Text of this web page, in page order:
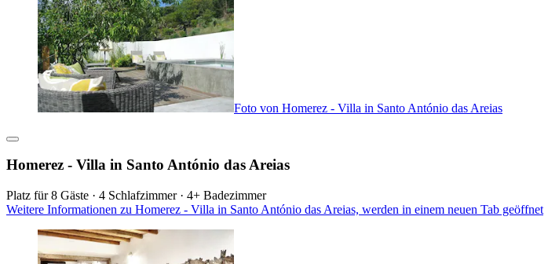
Foto von Homerez - Villa in Santo António das Areias
Homerez - Villa in Santo António das Areias
Platz für 8 Gäste · 4 Schlafzimmer · 4+ Badezimmer
Weitere Informationen zu Homerez - Villa in Santo António das Areias, werden in einem neuen Tab geöffnet